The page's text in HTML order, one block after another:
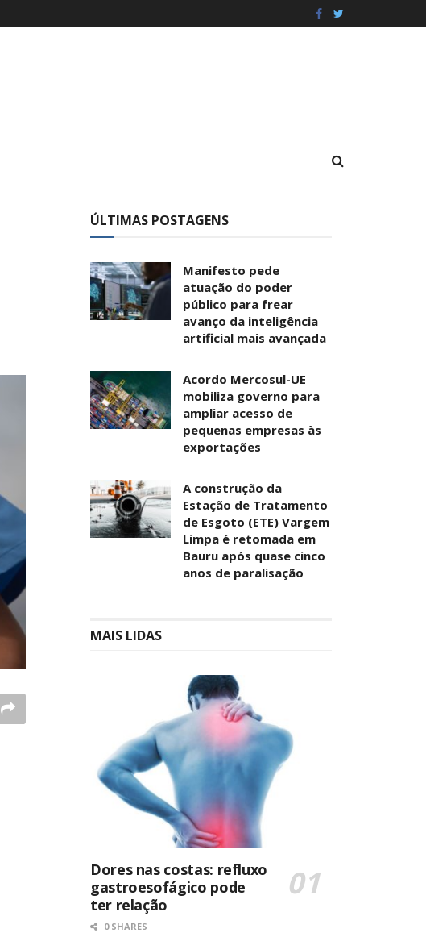
ÚLTIMAS POSTAGENS
Manifesto pede
atuação do poder
público para frear
avanço da inteligência
artificial mais avançada
Acordo Mercosul-UE
mobiliza governo para
ampliar acesso de
pequenas empresas às
exportações
A construção da
Estação de Tratamento
de Esgoto (ETE) Vargem
Limpa é retomada em
Bauru após quase cinco
anos de paralisação
MAIS LIDAS
Dores nas costas: refluxo
gastroesofágico pode
ter relação
0 SHARES